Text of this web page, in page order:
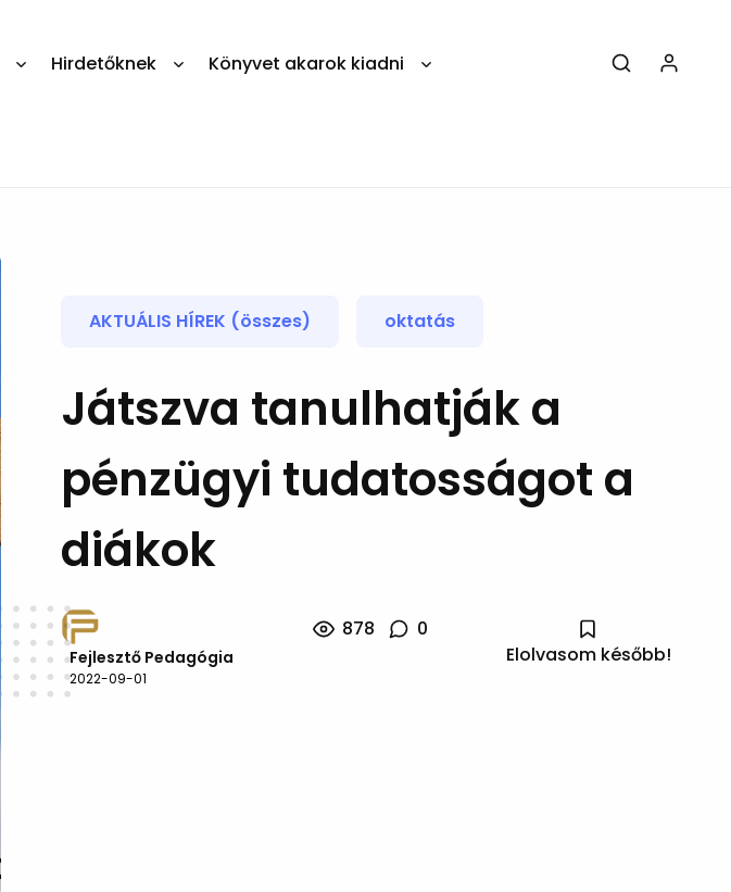
Hirdetőknek Könyvet akarok kiadni
AKTUÁLIS HÍREK (összes) oktatás
Játszva tanulhatják a
pénzügyi tudatosságot a
diákok
Fejlesztő Pedagógia
2022-09-01
878
0
Elolvasom később!